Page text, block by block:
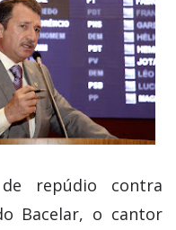
repúdio contra
Bacelar, o cantor